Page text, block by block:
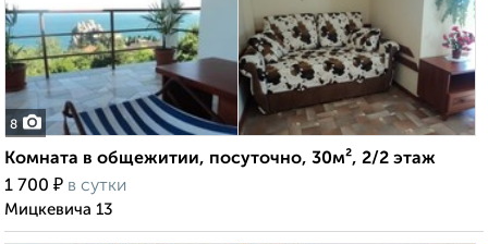
8
Комната в общежитии, посуточно, 30м², 2/2 этаж
1 700 ₽ в сутки
Мицкевича 13